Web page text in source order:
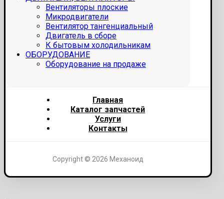
Вентиляторы плоские
Микродвигатели
Вентилятор тангенциальный
Двигатель в сборе
К бытовым холодильникам
ОБОРУДОВАНИЕ
Оборудование на продаже
Главная
Каталог запчастей
Услуги
Контакты
Copyright © 2026 Механоид